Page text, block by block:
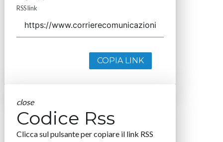
RSS link
COPIA LINK
close
Codice Rss
Clicca sul pulsante per copiare il link RSS